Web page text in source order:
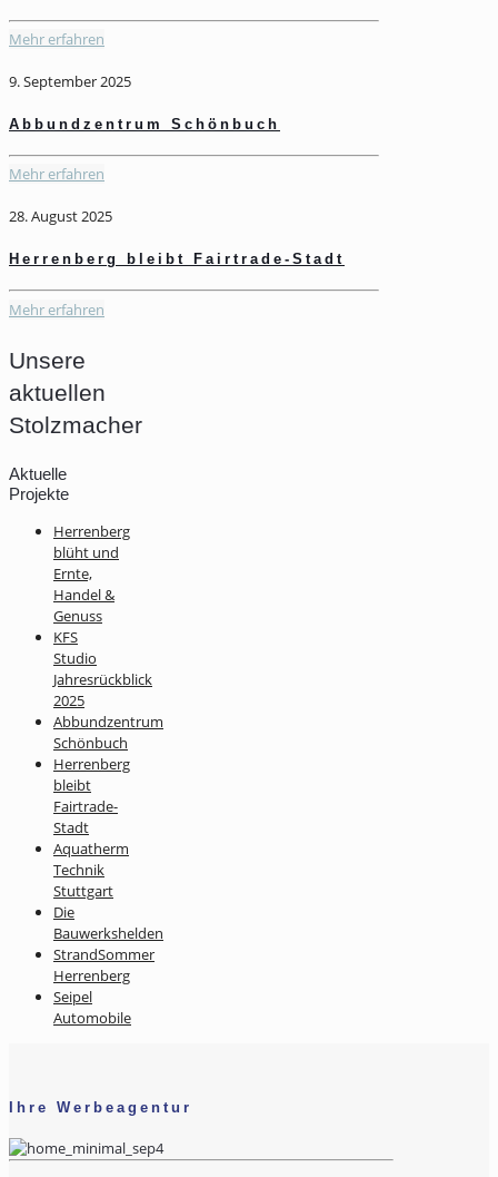
Mehr erfahren
9. September 2025
Abbundzentrum Schönbuch
Mehr erfahren
28. August 2025
Herrenberg bleibt Fairtrade-Stadt
Mehr erfahren
Unsere
aktuellen
Stolzmacher
Aktuelle
Projekte
Herrenberg
blüht und
Ernte,
Handel &
Genuss
KFS
Studio
Jahresrückblick
2025
Abbundzentrum
Schönbuch
Herrenberg
bleibt
Fairtrade-
Stadt
Aquatherm
Technik
Stuttgart
Die
Bauwerkshelden
StrandSommer
Herrenberg
Seipel
Automobile
Ihre Werbeagentur